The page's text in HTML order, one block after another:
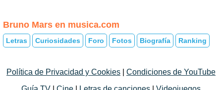
Bruno Mars en musica.com
Letras Curiosidades Foro Fotos Biografía Ranking
Política de Privacidad y Cookies
Condiciones de YouTube